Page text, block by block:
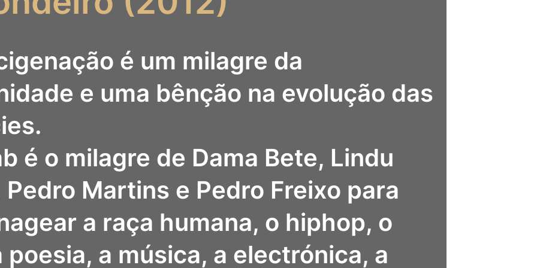
é um milagre da
e uma bênção na evolução das
é o milagre de Dama Bete, Lindu
Pedro Martins e Pedro Freixo para
a raça humana, o hiphop, o
poesia, a música, a electrónica, a